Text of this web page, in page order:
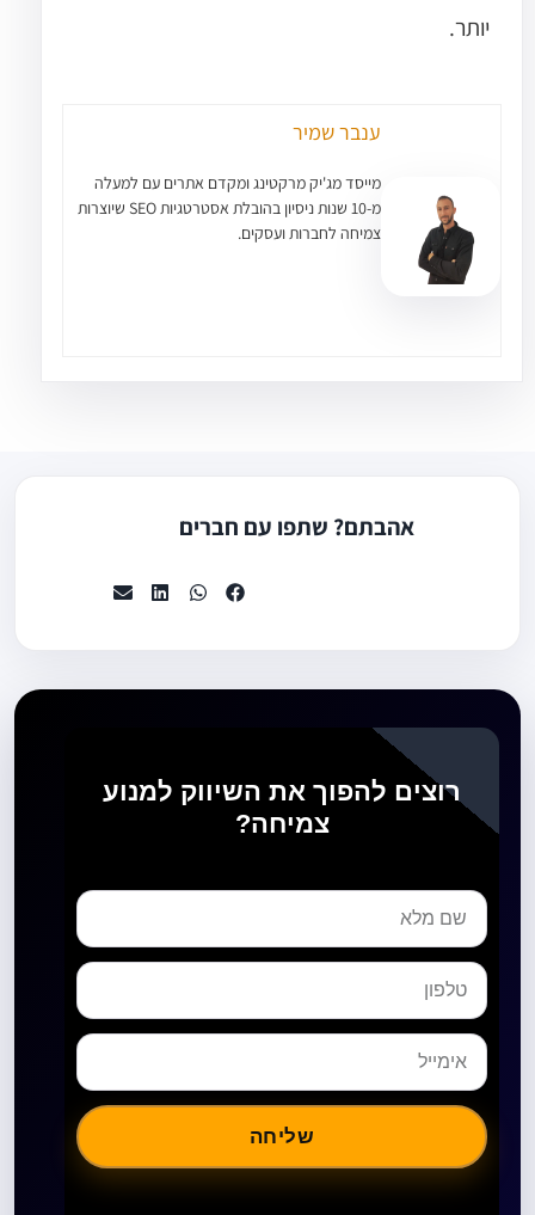
יותר.
ענבר שמיר
מייסד מג'יק מרקטינג ומקדם אתרים עם למעלה
מ-10 שנות ניסיון בהובלת אסטרטגיות SEO שיוצרות
צמיחה לחברות ועסקים.
אהבתם? שתפו עם חברים
רוצים להפוך את השיווק למנוע
צמיחה?
שליחה